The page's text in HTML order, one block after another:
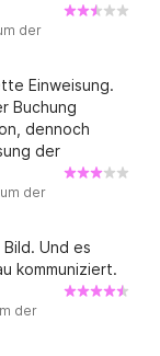
der
Einweisung.
Buchung
dennoch
der
hatte jeder
Boot mehr
Tagen
in Ordnung und
der
Und es
kommuniziert.
der